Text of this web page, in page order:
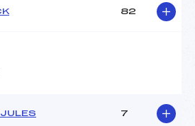
82
7